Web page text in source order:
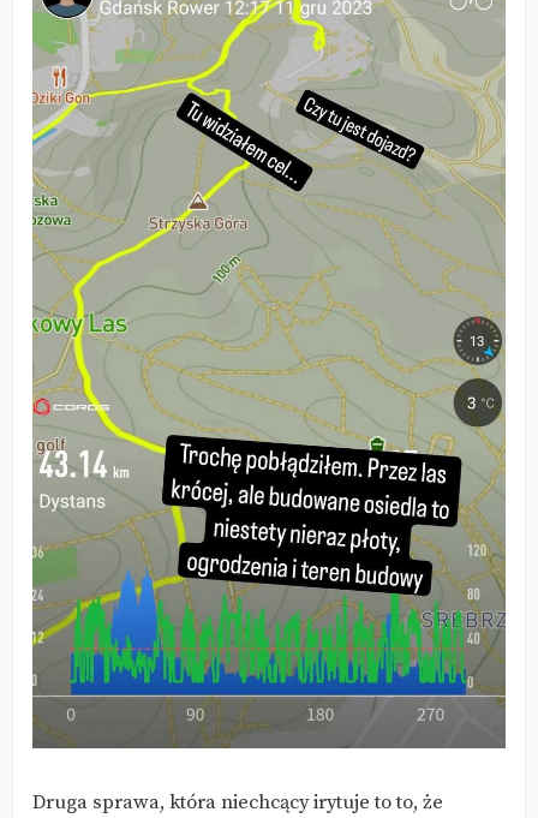
Druga sprawa, która niechcący irytuje to to, że